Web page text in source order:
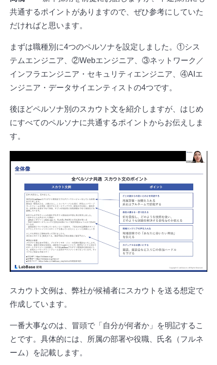
共通するポイントがありますので、ぜひ参考にしていた
だければと思います。
まずは職種別に4つのペルソナを設定しました。①シス
テムエンジニア、②Webエンジニア、③ネットワーク／
インフラエンジニア・セキュリティエンジニア、④AIエ
ンジニア・データサイエンティストの4つです。
後ほどペルソナ別のスカウト文を紹介しますが、はじめ
にすべてのペルソナに共通するポイントからお伝えしま
す。
スカウト文例は、弊社が候補者にスカウトを送る想定で
作成しています。
一番大事なのは、冒頭で「自分が何者か」を明記するこ
とです。具体的には、所属の部署や役職、氏名（フルネ
ーム）を記載します。